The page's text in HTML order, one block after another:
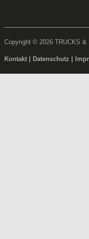
Copyright © 2026 TRUCKS &
Kontakt| Datenschutz